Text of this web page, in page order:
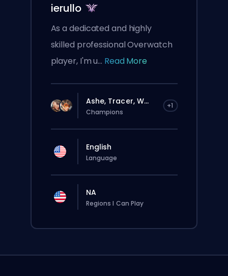
ierullo
As a dedicated and highly
skilled professional Overwatch
player, I'm u... Read More
Ashe, Tracer, W... +1
Champions
English
Language
NA
Regions I Can Play